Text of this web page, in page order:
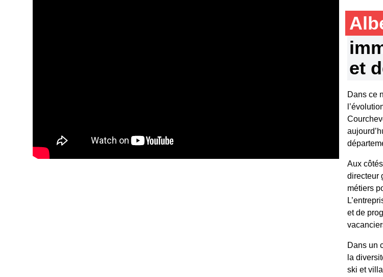
et
Dans ce
Aux
directeur
métiers
et de
Dans un
la
ski et